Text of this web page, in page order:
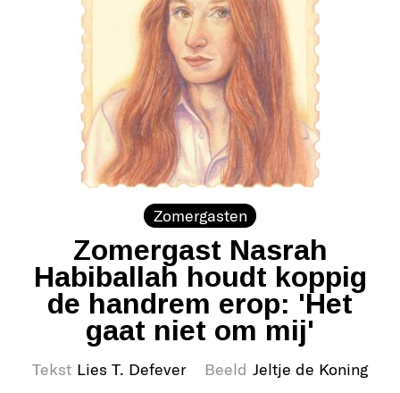
Zomergasten
Zomergast Nasrah
Habiballah houdt koppig
de handrem erop: 'Het
gaat niet om mij'
Tekst Lies T. Defever Beeld Jeltje de Koning